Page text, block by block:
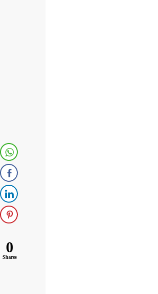
0
Shares